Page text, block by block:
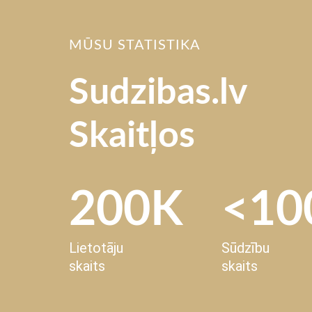
MŪSU STATISTIKA
Sudzibas.lv
Skaitļos
200K
Lietotāju
skaits
Sūdzību
skaits